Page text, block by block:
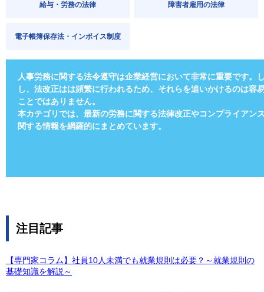
給与・労務の法律 障害者雇用の法律
電子帳簿保存法・インボイス制度
人事労務に関する法令遵守は企業経営において非常に重要です。
し、法改正はは頻繁に行われるため、それらを追いかけるのは容
ことではありません。
本カテゴリでは、最新の労務に関する法律改正やコンプライアン
関する情報を網羅的にまとめています。
注目記事
【専門家コラム】社員10人未満でも就業規則は必要？～就業規則の
基礎知識を解説～